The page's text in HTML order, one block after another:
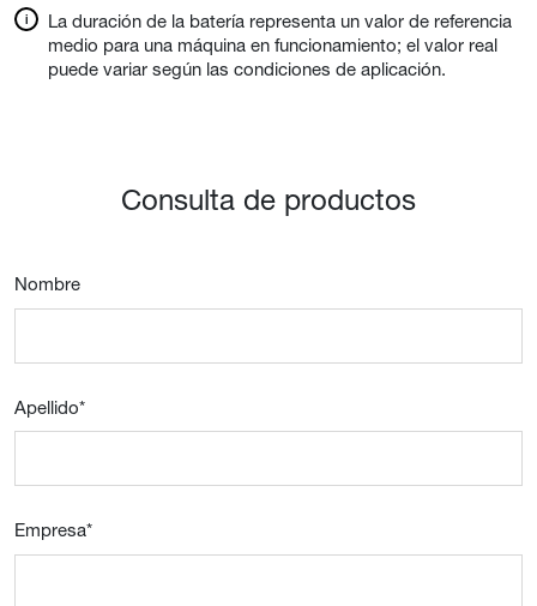
La duración de la batería representa un valor de referencia
medio para una máquina en funcionamiento; el valor real
puede variar según las condiciones de aplicación.
Consulta de productos
Nombre
Apellido*
Empresa*